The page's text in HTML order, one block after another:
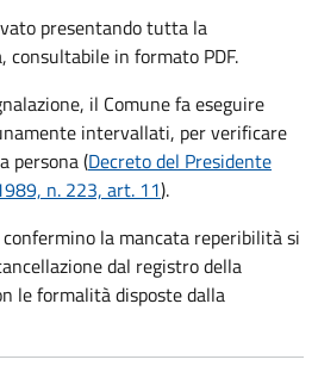
presentando tutta la
consultabile in formato PDF.
il Comune fa eseguire
intervallati, per verificare
persona (Decreto del Presidente
n. 223, art. 11).
la mancata reperibilità si
dal registro della
le formalità disposte dalla